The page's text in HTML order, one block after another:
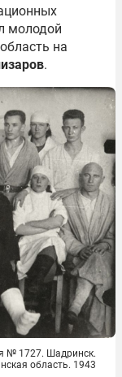
молодой
на
.
№ 1727. Шадринск.
область. 1943